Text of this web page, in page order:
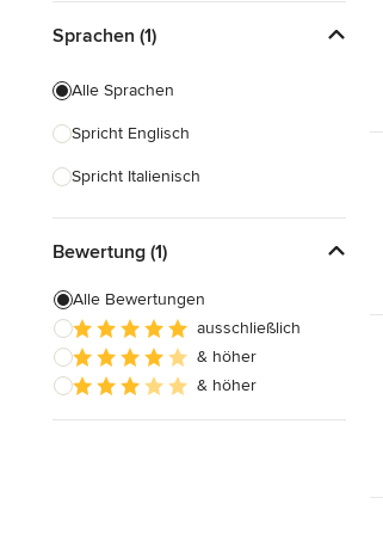
Sprachen (1)
Alle Sprachen
Spricht Englisch
Spricht Italienisch
Bewertung (1)
Alle Bewertungen
ausschließlich
& höher
& höher